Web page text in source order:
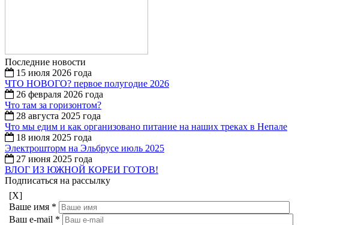
Последние новости
15 июля 2026 года
ЧТО НОВОГО? первое полугодие 2026
26 февраля 2026 года
Что там за горизонтом?
28 августа 2025 года
Что мы едим и как организовано питание на наших треках в Непале
18 июля 2025 года
Электрошторм на Эльбрусе июль 2025
27 июня 2025 года
ВЛОГ ИЗ ЮЖНОЙ КОРЕИ ГОТОВ!
Подписаться на рассылку
[X]
Ваше имя *
Ваш e-mail *